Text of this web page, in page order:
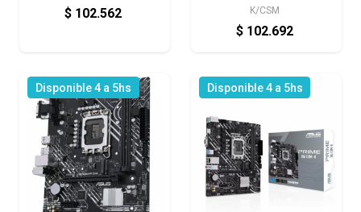
$ 102.562
K/CSM
$ 102.692
Disponible 4 a 5hs Disponible 4 a 5hs